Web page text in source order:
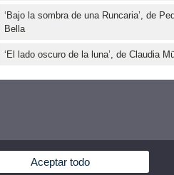
‘Bajo la sombra de una Runcaria’, de
Bella
‘El lado oscuro de la luna’, de Claudia
Aceptar todo